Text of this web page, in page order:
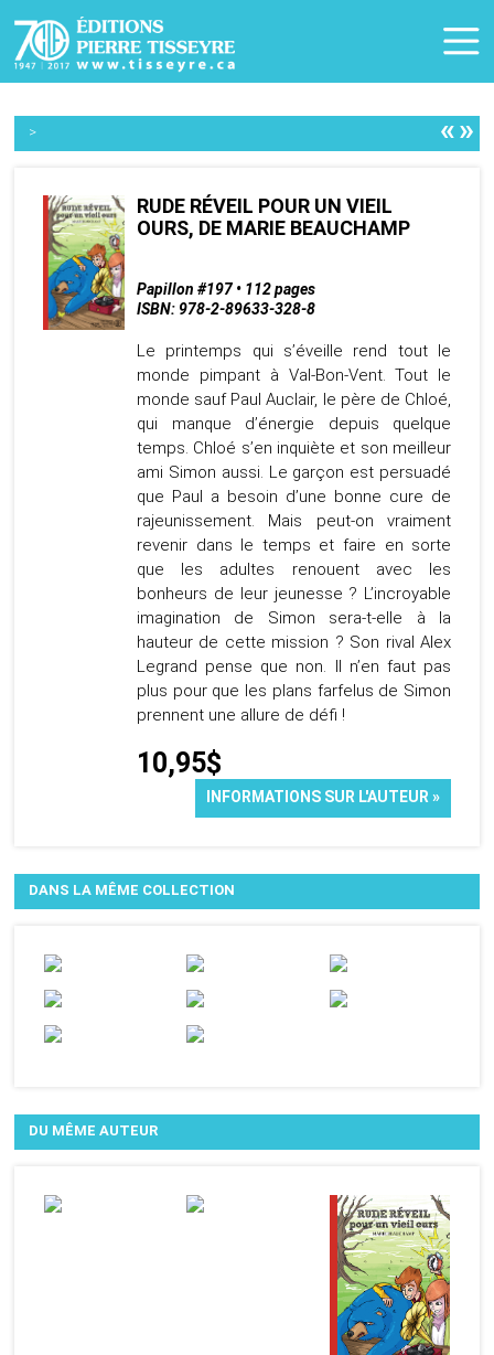
> «»
RUDE RÉVEIL POUR UN VIEIL
OURS, DE MARIE BEAUCHAMP
Papillon #197 • 112 pages
ISBN: 978-2-89633-328-8
Le printemps qui s’éveille rend tout le
monde pimpant à Val-Bon-Vent. Tout le
monde sauf Paul Auclair, le père de Chloé,
qui manque d’énergie depuis quelque
temps. Chloé s’en inquiète et son meilleur
ami Simon aussi. Le garçon est persuadé
que Paul a besoin d’une bonne cure de
rajeunissement. Mais peut-on vraiment
revenir dans le temps et faire en sorte
que les adultes renouent avec les
bonheurs de leur jeunesse ? L’incroyable
imagination de Simon sera-t-elle à la
hauteur de cette mission ? Son rival Alex
Legrand pense que non. Il n’en faut pas
plus pour que les plans farfelus de Simon
prennent une allure de défi !
10,95$
INFORMATIONS SUR L'AUTEUR »
DANS LA MÊME COLLECTION
DU MÊME AUTEUR